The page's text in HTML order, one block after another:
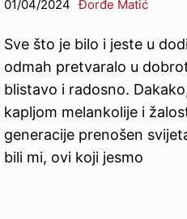
01/04/2024 Đorđe Matić
Sve što je bilo i jeste u
odmah pretvaralo u
blistavo i radosno.
kapljom melankolije i
generacije prenošen
bili mi, ovi koji jesmo